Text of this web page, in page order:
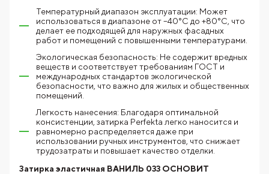
Температурный диапазон эксплуатации: Может
использоваться в диапазоне от –40°C до +80°C, что
делает ее подходящей для наружных фасадных
работ и помещений с повышенными температурами.
Экологическая безопасность: Не содержит вредных
веществ и соответствует требованиям ГОСТ и
международных стандартов экологической
безопасности, что важно для жилых и общественных
помещений.
Легкость нанесения: Благодаря оптимальной
консистенции, затирка Perfekta легко наносится и
равномерно распределяется даже при
использовании ручных инструментов, что снижает
трудозатраты и повышает качество отделки.
Затирка эластичная ВАНИЛЬ 033 ОСНОВИТ